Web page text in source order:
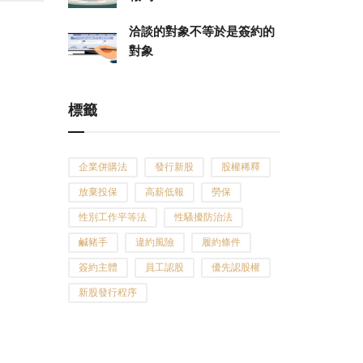
洽談的對象不等於是簽約的
對象
標籤
企業併購法 發行新股 股權稀釋
放棄投保 高薪低報 勞保
性別工作平等法 性騷擾防治法
鹹豬手 違約風險 履約條件
簽約主體 員工認股 優先認股權
新股發行程序